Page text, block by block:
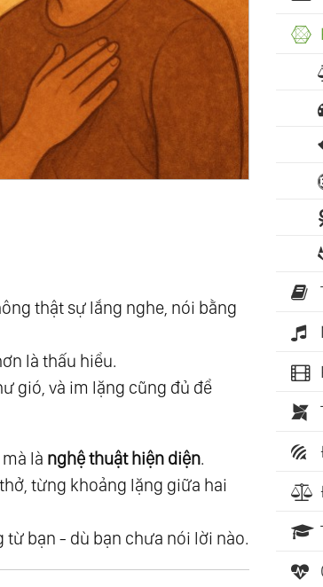
Chữa Lành
Của Toàn Thể
Về Chính Mình
thật sự lắng nghe, nói bằng
là thấu hiểu.
gió, và im lặng cũng đủ để
là nghệ thuật hiện diện.
từng khoảng lặng giữa hai
bạn - dù bạn chưa nói lời nào.